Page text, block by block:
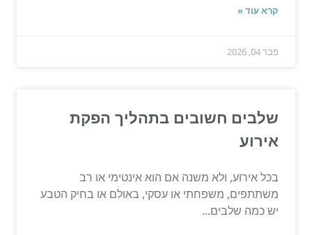
קרא עוד »
פבר 04, 2026
שלבים חשובים בתהליך הפקת
אירוע
בכל אירוע, ולא משנה אם הוא אינטימי או רב
משתתפים, משפחתי או עסקי, באולם או בחיק הטבע
יש כמה שלבים...